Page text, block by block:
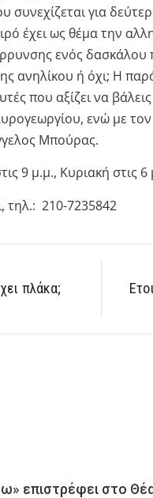
για
έχει ως θέμα την
ενός δασκάλου
ανηλίκου ή όχι; Η
που αξίζει να
ενώ με
Μπούρας.
9 μ.μ., Κυριακή στις 6
τηλ.: 210-7235842
πλάκα;
επιστρέφει στο